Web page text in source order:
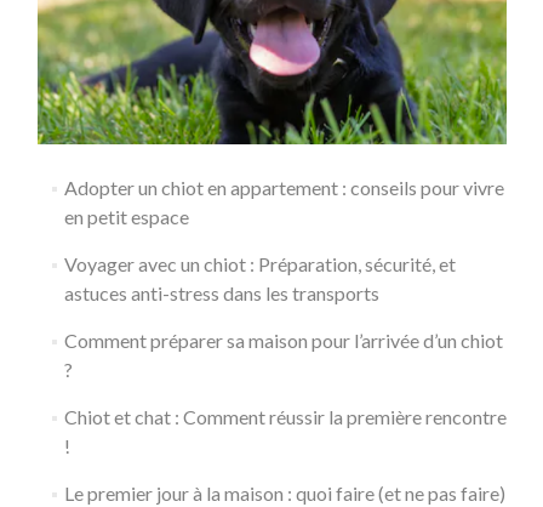
Adopter un chiot en appartement : conseils pour vivre
en petit espace
Voyager avec un chiot : Préparation, sécurité, et
astuces anti-stress dans les transports
Comment préparer sa maison pour l’arrivée d’un chiot
?
Chiot et chat : Comment réussir la première rencontre
!
Le premier jour à la maison : quoi faire (et ne pas faire)